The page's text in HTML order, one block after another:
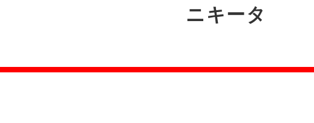
ニキータ